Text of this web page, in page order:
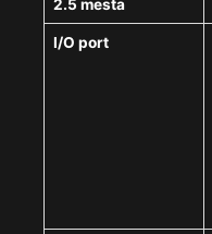
2.5 mesta
I/O port